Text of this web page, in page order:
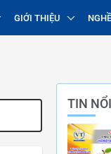
GIỚI THIỆU
TIN